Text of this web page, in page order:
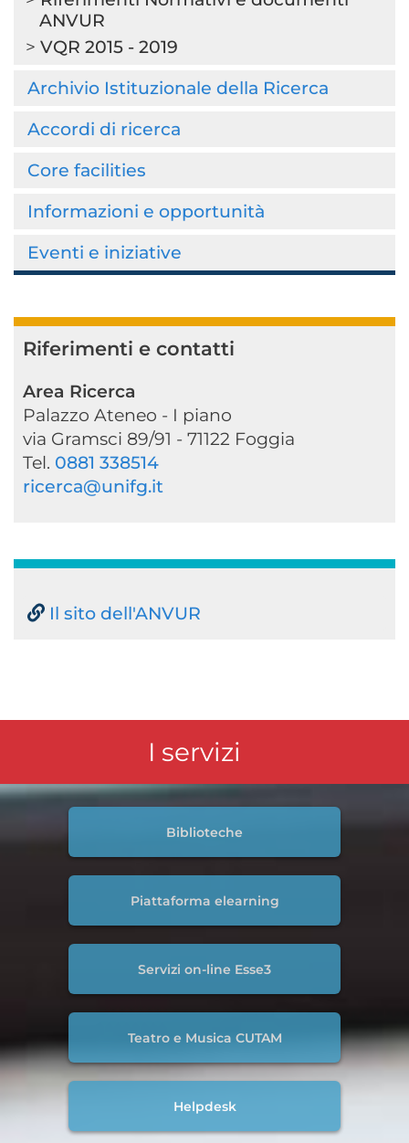
ANVUR
VQR 2015 - 2019
Archivio Istituzionale della Ricerca
Accordi di ricerca
Core facilities
Informazioni e opportunità
Eventi e iniziative
Riferimenti e contatti
Area Ricerca
Palazzo Ateneo - I piano
via Gramsci 89/91 - 71122 Foggia
Tel. 0881 338514
ricerca@unifg.it
Il sito dell'ANVUR
I servizi
Biblioteche
Piattaforma elearning
Servizi on-line Esse3
Teatro e Musica CUTAM
Helpdesk